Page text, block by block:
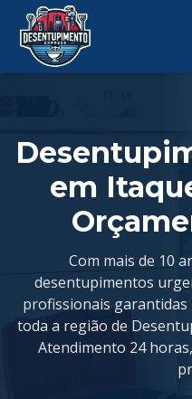
em
Com mais de 10
desentupimentos
profissionais
toda a região de
Atendimento 24